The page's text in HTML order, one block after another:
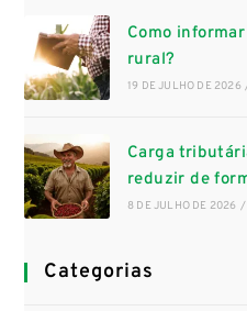
Como
rural?
19 DE JULHO DE 2026
Carga
reduzir de
8 DE JULHO DE 2026 /
Categorias